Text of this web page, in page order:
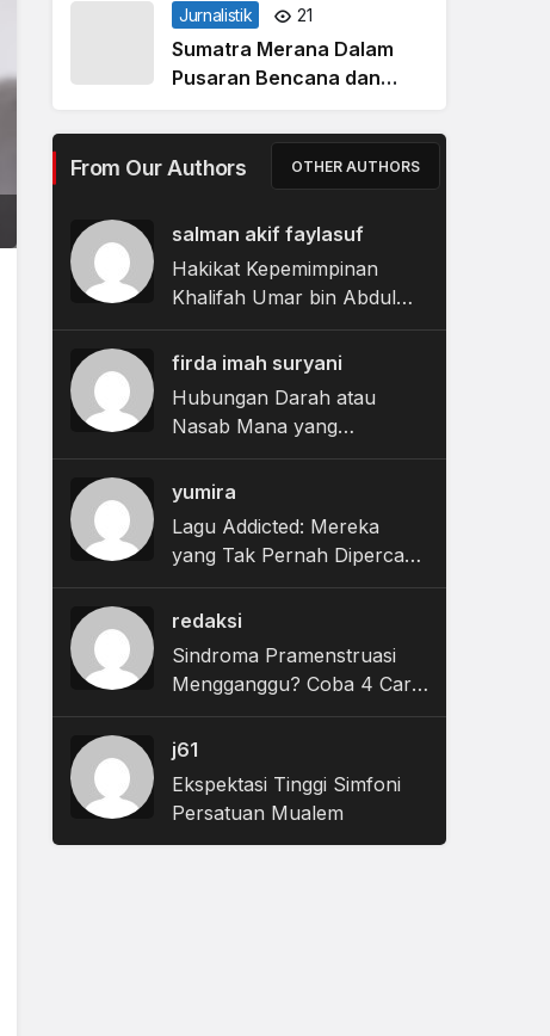
Jurnalistik 21
Sumatra Merana Dalam
Pusaran Bencana dan
From Our Authors OTHER AUTHORS
salman akif faylasuf
Hakikat Kepemimpinan
Khalifah Umar bin Abdul
Aziz dalam Kitab Irsyad al-
Ibad ila Sabilir Rasyad
firda imah suryani
Hubungan Darah atau
Nasab Mana yang
Menentukan Waris?
yumira
Lagu Addicted: Mereka
yang Tak Pernah Dipercaya
Sakit
redaksi
Sindroma Pramenstruasi
Mengganggu? Coba 4 Cara
Ini
j61
Ekspektasi Tinggi Simfoni
Persatuan Mualem